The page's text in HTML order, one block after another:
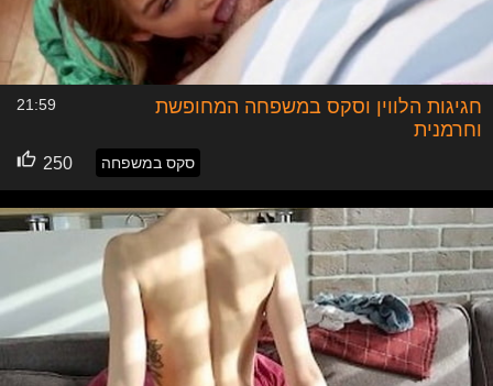
חגיגות הלווין וסקס במשפחה המחופשת
וחרמנית
21:59
סקס במשפחה 250